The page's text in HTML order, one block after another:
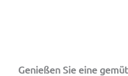
Genießen Sie eine